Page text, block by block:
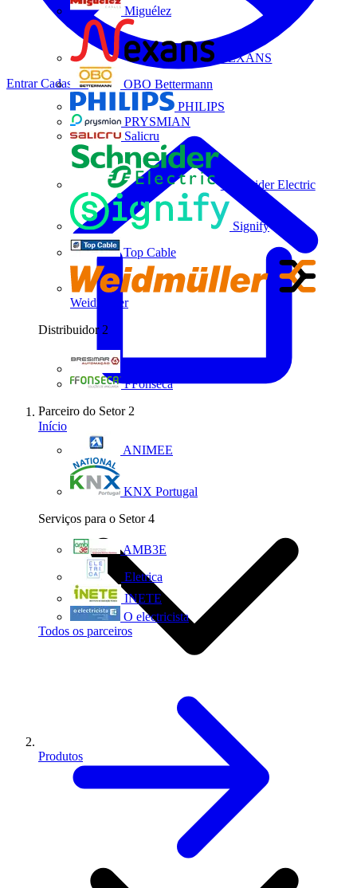
Miguélez
NEXANS
OBO Bettermann
PHILIPS
PRYSMIAN
Salicru
Schneider Electric
Signify
Top Cable
Weidmüller
Distribuidor 2
FFonseca
Parceiro do Setor 2
ANIMEE
KNX Portugal
Serviços para o Setor 4
AMB3E
Eletrica
INETE
O electricista
Todos os parceiros
EntrarCadastrar
Início
Produtos